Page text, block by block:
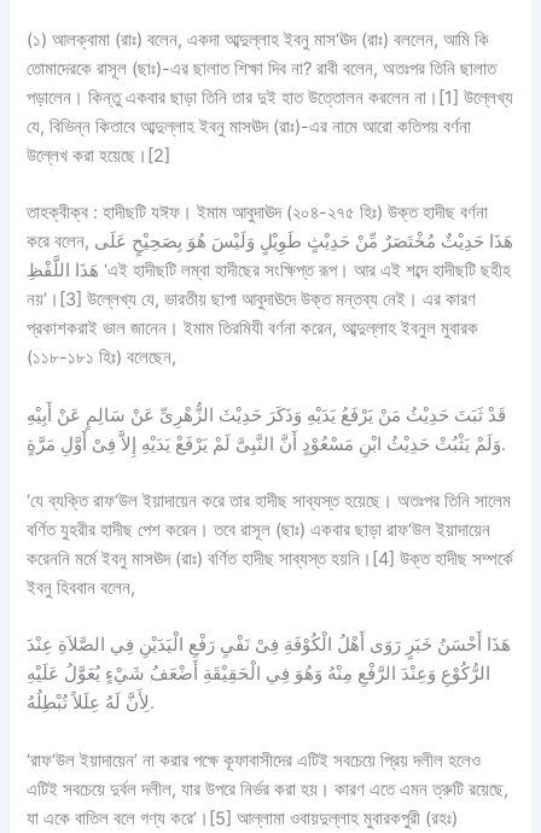
(১) আলক্বামা (রাঃ) বলেন, একদা আব্দুল্লাহ ইবনু মাস‘ঊদ (রাঃ) বললেন, আমি কি
তোমাদেরকে রাসূল (ছাঃ)-এর ছালাত শিক্ষা দিব না? রাবী বলেন, অতঃপর তিনি ছালাত
পড়ালেন। কিন্তু একবার ছাড়া তিনি তার দুই হাত উত্তোলন করলেন না।[1] উল্লেখ্য
যে, বিভিন্ন কিতাবে আব্দুল্লাহ ইবনু মাসঊদ (রাঃ)-এর নামে আরো কতিপয় বর্ণনা
উল্লেখ করা হয়েছে।[2]
তাহক্বীক্ব : হাদীছটি যঈফ। ইমাম আবুদাঊদ (২০৪-২৭৫ হিঃ) উক্ত হাদীছ বর্ণনা
করে বলেন, هَذَا حَدِيْثٌ مُخْتَصَرٌ مِّنْ حَدِيْثٍ طَوِيْلٍ وَلَيْسَ هُوَ بِصَحِيْحٍ عَلَى
هَذَا اللَّفْظِ ‘এই হাদীছটি লম্বা হাদীছের সংক্ষিপ্ত রূপ। আর এই শব্দে হাদীছটি ছহীহ
নয়’।[3] উল্লেখ্য যে, ভারতীয় ছাপা আবুদাঊদে উক্ত মন্তব্য নেই। এর কারণ
প্রকাশকরাই ভাল জানেন। ইমাম তিরমিযী বর্ণনা করেন, আব্দুল্লাহ ইবনুল মুবারক
(১১৮-১৮১ হিঃ) বলেছেন,
قَدْ ثَبَتَ حَدِيْثُ مَنْ يَرْفَعُ يَدَيْهِ وَذَكَرَ حَدِيْثَ الزُّهْرِىِّ عَنْ سَالِمٍ عَنْ أَبِيْهِ
وَلَمْ يَثْبُتْ حَدِيْثُ ابْنِ مَسْعُوْدٍ أَنَّ النَّبِىَّ لَمْ يَرْفَعْ يَدَيْهِ إِلاَّ فِىْ أَوَّلِ مَرَّةٍ.
‘যে ব্যক্তি রাফ‘উল ইয়াদায়েন করে তার হাদীছ সাব্যস্ত হয়েছে। অতঃপর তিনি সালেম
বর্ণিত যুহরীর হাদীছ পেশ করেন। তবে রাসূল (ছাঃ) একবার ছাড়া রাফ‘উল ইয়াদায়েন
করেননি মর্মে ইবনু মাসঊদ (রাঃ) বর্ণিত হাদীছ সাব্যস্ত হয়নি।[4] উক্ত হাদীছ সম্পর্কে
ইবনু হিববান বলেন,
هَذَا أَحْسَنُ خَبَرٍ رَوَى أَهْلُ الْكُوْفَةِ فِىْ نَفْيِ رَفْعِ الْيَدَيْنِ فِي الصَّلاَةِ عِنْدَ
الرُّكُوْعِ وَعِنْدَ الرَّفْعِ مِنْهُ وَهُوَ فِي الْحَقِيْقَةِ أَضْعَفُ شَيْءٍ يُعَوَّلُ عَلَيْهِ
لِأَنَّ لَهُ عِلَلاً تُبْطِلُهُ.
‘রাফ‘উল ইয়াদায়েন’ না করার পক্ষে কূফাবাসীদের এটিই সবচেয়ে প্রিয় দলীল হলেও
এটিই সবচেয়ে দুর্বল দলীল, যার উপরে নির্ভর করা হয়। কারণ এতে এমন ত্রুটি রয়েছে,
যা একে বাতিল বলে গণ্য করে’।[5] আল্লামা ওবায়দুল্লাহ মুবারকপুরী (রহঃ)